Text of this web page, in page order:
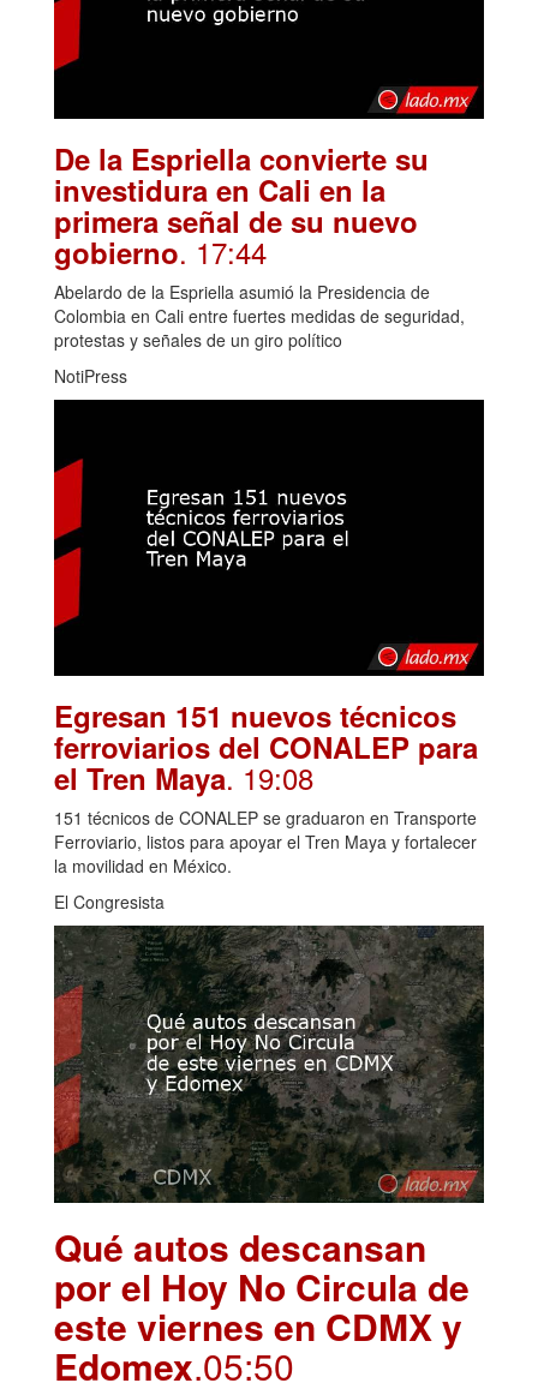
De la Espriella convierte su
investidura en Cali en la
primera señal de su nuevo
gobierno. 17:44
Abelardo de la Espriella asumió la Presidencia de
Colombia en Cali entre fuertes medidas de seguridad,
protestas y señales de un giro político
NotiPress
Egresan 151 nuevos técnicos
ferroviarios del CONALEP para
el Tren Maya. 19:08
151 técnicos de CONALEP se graduaron en Transporte
Ferroviario, listos para apoyar el Tren Maya y fortalecer
la movilidad en México.
El Congresista
Qué autos descansan
por el Hoy No Circula de
este viernes en CDMX y
Edomex.05:50